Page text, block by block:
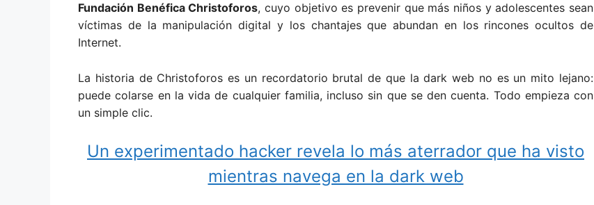
Fundación Benéfica Christoforos, cuyo objetivo es prevenir que más niños y adolescentes sean
víctimas de la manipulación digital y los chantajes que abundan en los rincones ocultos de
Internet.
La historia de Christoforos es un recordatorio brutal de que la dark web no es un mito lejano:
puede colarse en la vida de cualquier familia, incluso sin que se den cuenta. Todo empieza con
un simple clic.
Un experimentado hacker revela lo más aterrador que ha visto
mientras navega en la dark web